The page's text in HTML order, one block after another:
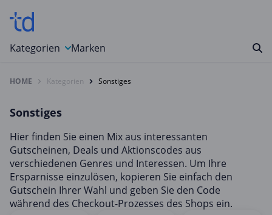
Kategorien
Auto, Motorrad & Werkzeuge
Bücher & Magazine
Computer & Elektronik
Entertainment & Media
Essen & Trinken
Foto, Druck & Büro
Marken
HOME Kategorien Sonstiges
Sonstiges
Hier finden Sie einen Mix aus interessanten
Gutscheinen, Deals und Aktionscodes aus
verschiedenen Genres und Interessen. Um Ihre
Ersparnisse einzulösen, kopieren Sie einfach den
Gutschein Ihrer Wahl und geben Sie den Code
während des Checkout-Prozesses des Shops ein.